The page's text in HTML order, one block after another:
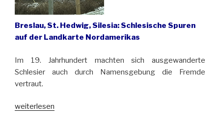
Breslau, St. Hedwig, Silesia: Schlesische Spuren
auf der Landkarte Nordamerikas
Im 19. Jahrhundert machten sich ausgewanderte
Schlesier auch durch Namensgebung die Fremde
vertraut.
„Schlesien
weiterlesen